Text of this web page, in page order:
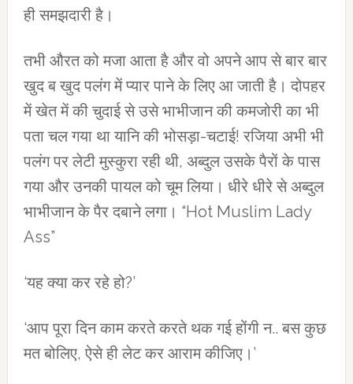
ही समझदारी है।
तभी औरत को मजा आता है और वो अपने आप से बार बार
खुद ब खुद पलंग में प्यार पाने के लिए आ जाती है। दोपहर
में खेत में की चुदाई से उसे भाभीजान की कमजोरी का भी
पता चल गया था यानि की भोसड़ा-चटाई! रजिया अभी भी
पलंग पर लेटी मुस्कुरा रही थी, अब्दुल उसके पैरों के पास
गया और उनकी पायल को चूम लिया। धीरे धीरे से अब्दुल
भाभीजान के पैर दबाने लगा। “Hot Muslim Lady
Ass”
‘यह क्या कर रहे हो?’
‘आप पूरा दिन काम करते करते थक गई होंगी न.. बस कुछ
मत बोलिए, ऐसे ही लेट कर आराम कीजिए।’